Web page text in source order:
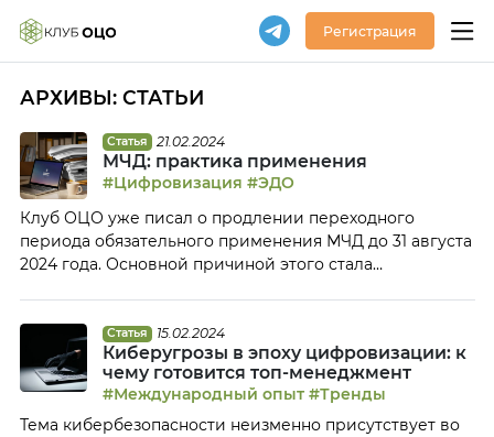
Регистрация
АРХИВЫ: СТАТЬИ
Статья 21.02.2024
МЧД: практика применения
#Цифровизация #ЭДО
Клуб ОЦО уже писал о продлении переходного
периода обязательного применения МЧД до 31 августа
2024 года. Основной причиной этого стала
представителей профессионального сообщества,
проведенный Клубом ОЦО в феврале, компании и
ОЦО постепенно, но довольно активно, переходят на
МЧД, а основные проблемы у […]
Статья 15.02.2024
Киберугрозы в эпоху цифровизации: к
чему готовится топ-менеджмент
#Международный опыт #Тренды
Тема кибербезопасности неизменно присутствует во